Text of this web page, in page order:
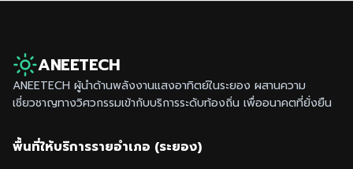
ANEETECH
ANEETECH ผู้นำด้านพลังงานแสงอาทิตย์ในระยอง ผสานความ
เชี่ยวชาญทางวิศวกรรมเข้ากับบริการระดับท้องถิ่น เพื่ออนาคตที่ยั่งยืน
พื้นที่ให้บริการรายอำเภอ (ระยอง)